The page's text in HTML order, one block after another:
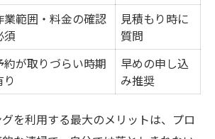
業範囲・料金の確認
須
見積もり時に
質問
約が取りづらい時期
り
早めの申し込
み推奨
を利用する最大のメリットは、プロ